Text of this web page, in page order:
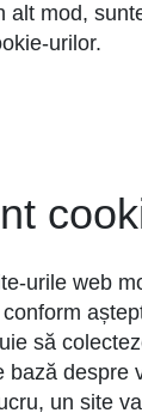
alt mod,
urilor.
urile web
să
bază despre
un site